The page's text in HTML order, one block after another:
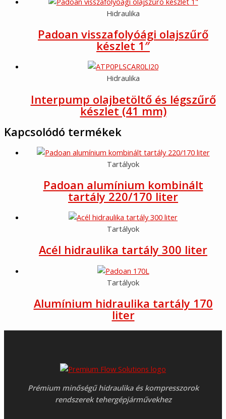
Hidraulika
Padoan visszafolyóági olajszűrő
készlet 1″
Hidraulika
Interpump olajbetöltő és légszűrő
készlet (41 mm)
Kapcsolódó termékek
Tartályok
Padoan alumínium kombinált
tartály 220/170 liter
Tartályok
Acél hidraulika tartály 300 liter
Tartályok
Alumínium hidraulika tartály 170
liter
Prémium minőségű hidraulika és kompresszorok
rendszerek tehergépjárművekhez